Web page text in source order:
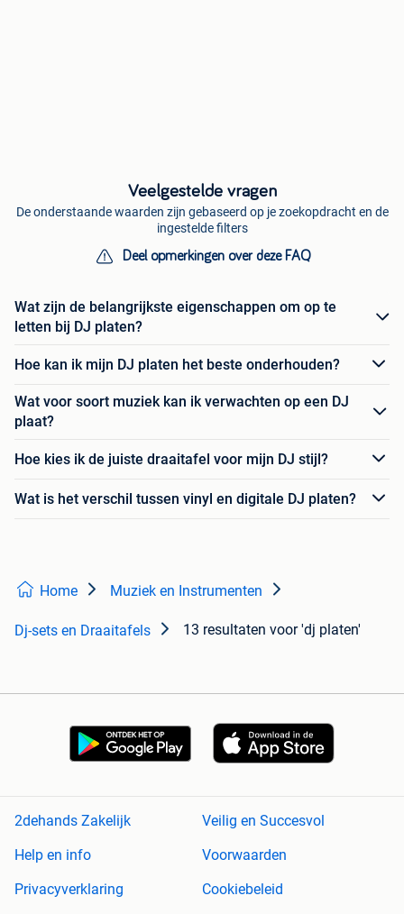
Veelgestelde vragen
De onderstaande waarden zijn gebaseerd op je zoekopdracht en de
ingestelde filters
Deel opmerkingen over deze FAQ
Wat zijn de belangrijkste eigenschappen om op te
letten bij DJ platen?
Hoe kan ik mijn DJ platen het beste onderhouden?
Wat voor soort muziek kan ik verwachten op een DJ
plaat?
Hoe kies ik de juiste draaitafel voor mijn DJ stijl?
Wat is het verschil tussen vinyl en digitale DJ platen?
Home Muziek en Instrumenten
Dj-sets en Draaitafels 13 resultaten voor 'dj platen'
2dehands Zakelijk
Veilig en Succesvol
Help en info
Voorwaarden
Privacyverklaring
Cookiebeleid